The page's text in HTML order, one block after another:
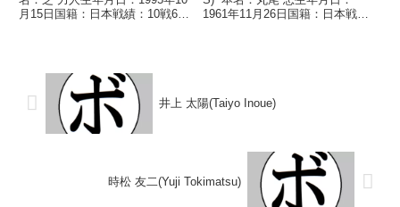
月15日国籍：日本戦績：10戦6勝
ユース王座 【戦歴】2...
1961年11月26日国籍：日本戦
井上 太陽(Taiyo Inoue)
時松 友二(Yuji Tokimatsu)